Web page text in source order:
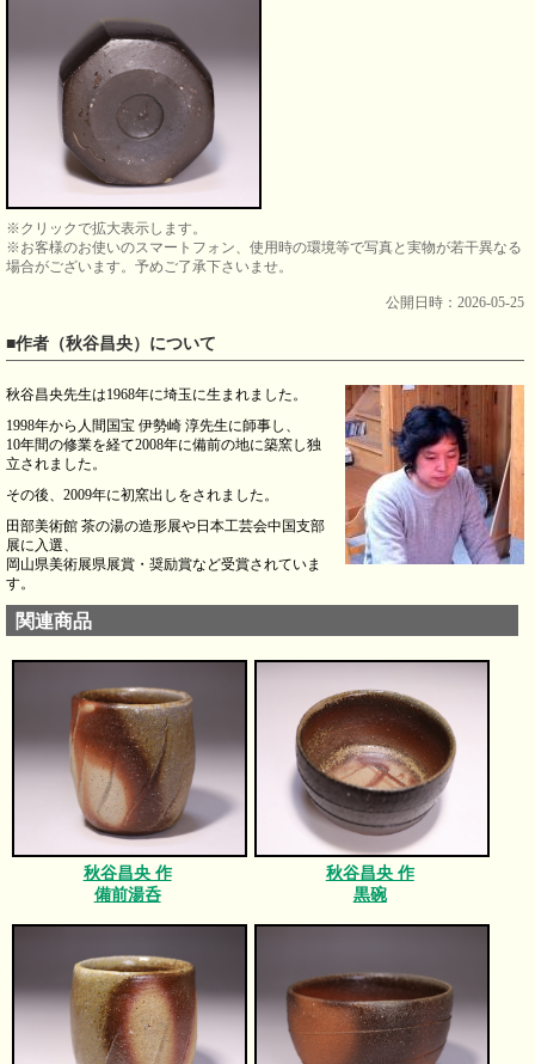
※クリックで拡大表示します。
※お客様のお使いのスマートフォン、使用時の環境等で写真と実物が若干異なる
場合がございます。予めご了承下さいませ。
公開日時：2026-05-25
■作者（秋谷昌央）について
秋谷昌央先生は1968年に埼玉に生まれました。
1998年から人間国宝 伊勢崎 淳先生に師事し、
10年間の修業を経て2008年に備前の地に築窯し独
立されました。
その後、2009年に初窯出しをされました。
田部美術館 茶の湯の造形展や日本工芸会中国支部
展に入選、
岡山県美術展県展賞・奨励賞など受賞されていま
す。
関連商品
秋谷昌央 作
備前湯呑
秋谷昌央 作
黒碗